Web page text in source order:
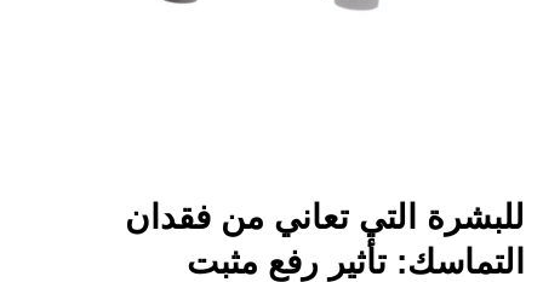
للبشرة التي تعاني من فقدان
التماسك: تأثير رفع مثبت